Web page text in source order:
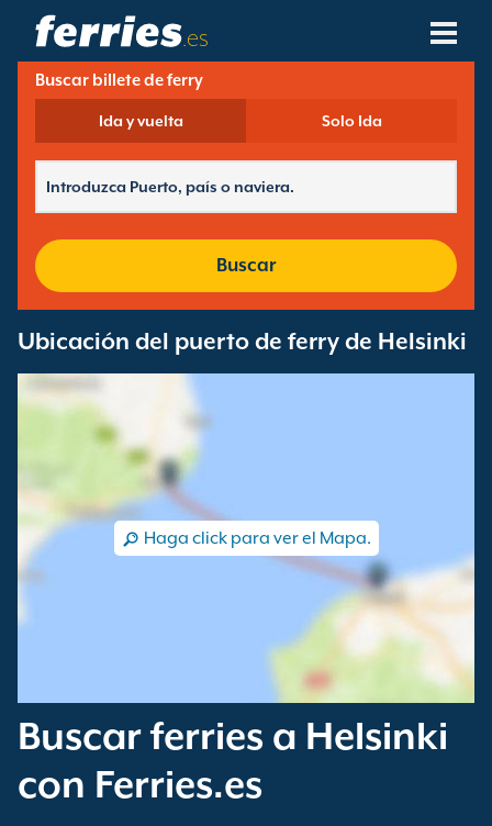
.es
Compañías Navieras
Destinos De Ferries
Puertos De Ferry
Buscar billete de ferry
Ida y vuelta Solo Ida
Buscar
Ubicación del puerto de ferry de Helsinki
Haga click para ver el Mapa.
Buscar ferries a Helsinki
con Ferries.es